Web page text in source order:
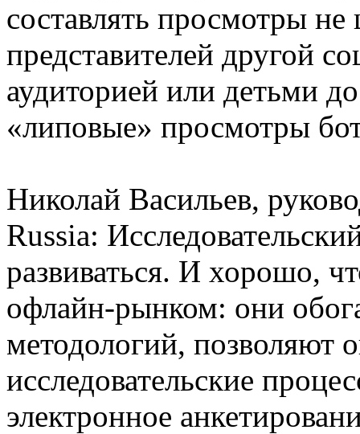
составлять просмотры
представителей другой
аудиторией или детьми
«липовые» просмотры
Николай Васильев,
Russia:
развиваться. И хорошо,
офлайн-рынком: они
методологий, позволяют
исследовательские
электронное